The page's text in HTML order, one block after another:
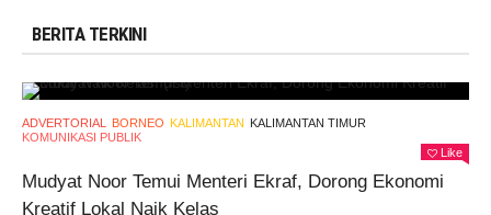
BERITA TERKINI
ADVERTORIAL BORNEO KALIMANTAN KALIMANTAN TIMUR
KOMUNIKASI PUBLIK
Like
Mudyat Noor Temui Menteri Ekraf, Dorong Ekonomi
Kreatif Lokal Naik Kelas